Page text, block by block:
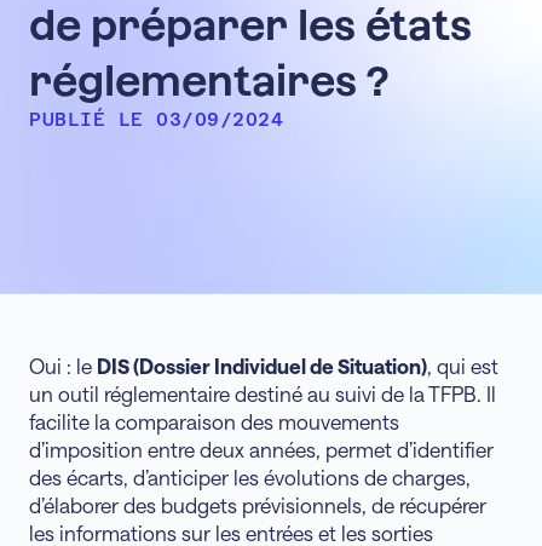
de préparer les états
réglementaires ?
PUBLIÉ LE 03/09/2024
Oui : le DIS (Dossier Individuel de Situation), qui est
un outil réglementaire destiné au suivi de la TFPB. Il
facilite la comparaison des mouvements
d’imposition entre deux années, permet d’identifier
des écarts, d’anticiper les évolutions de charges,
d’élaborer des budgets prévisionnels, de récupérer
les informations sur les entrées et les sorties